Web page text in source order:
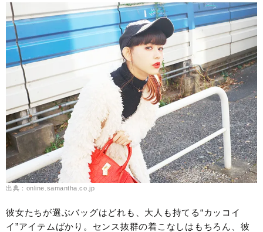
出典：online.samantha.co.jp
彼女たちが選ぶバッグはどれも、大人も持てる“カッコイ
イ”アイテムばかり。センス抜群の着こなしはもちろん、彼